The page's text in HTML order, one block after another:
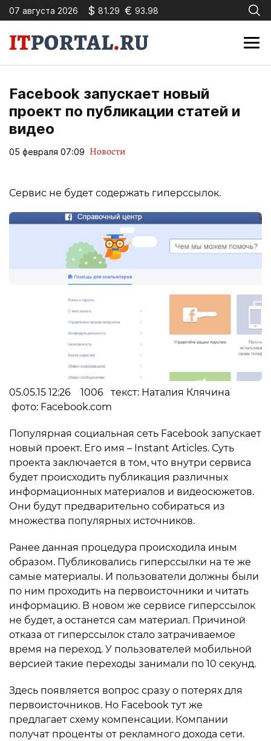
07 августа 2026 $ 81.29 € 93.98
Facebook запускает новый
проект по публикации статей и
видео
05 февраля 07:09 Новости
Сервис не будет содержать гиперссылок.
05.05.15 12:26 1006 текст: Наталия Клячина
фото: Facebook.com
Популярная социальная сеть Facebook запускает
новый проект. Его имя – Instant Articles. Суть
проекта заключается в том, что внутри сервиса
будет происходить публикация различных
информационных материалов и видеосюжетов.
Они будут предварительно собираться из
множества популярных источников.
Ранее данная процедура происходила иным
образом. Публиковались гиперссылки на те же
самые материалы. И пользователи должны были
по ним проходить на первоисточники и читать
информацию. В новом же сервисе гиперссылок
не будет, а останется сам материал. Причиной
отказа от гиперссылок стало затрачиваемое
время на переход. У пользователей мобильной
версией такие переходы занимали по 10 секунд.
Здесь появляется вопрос сразу о потерях для
первоисточников. Но Facebook тут же
предлагает схему компенсации. Компании
получат проценты от рекламного дохода сети.